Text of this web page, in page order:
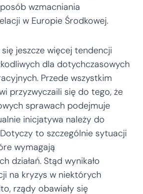
wzmacniania
w Europie Środkowej.
jeszcze więcej tendencji
dla dotychczasowych
Przede wszystkim
przyzwyczaili się do tego, że
sprawach podejmuje
inicjatywa należy do
to szczególnie sytuacji
wymagają
działań. Stąd wynikało
na kryzys w niektórych
rządy obawiały się